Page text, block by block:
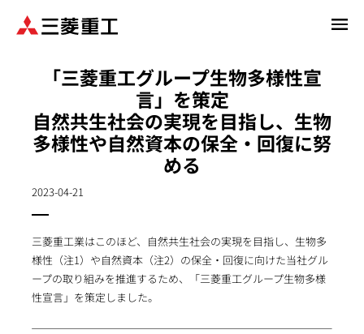
「三菱重工グループ生物多様性宣
言」を策定
自然共生社会の実現を目指し、生物
多様性や自然資本の保全・回復に努
める
2023-04-21
三菱重工業はこのほど、自然共生社会の実現を目指し、生物多
様性（注1）や自然資本（注2）の保全・回復に向けた当社グル
ープの取り組みを推進するため、「三菱重工グループ生物多様
性宣言」を策定しました。